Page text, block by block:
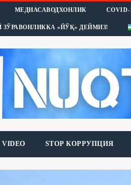
МЕДИАСАВОДХОНЛИК COVID-
ЗЎРАВОНЛИККА «ЙЎҚ» ДЕЙМИЗ!
VIDEO STOP КОРРУПЦИЯ